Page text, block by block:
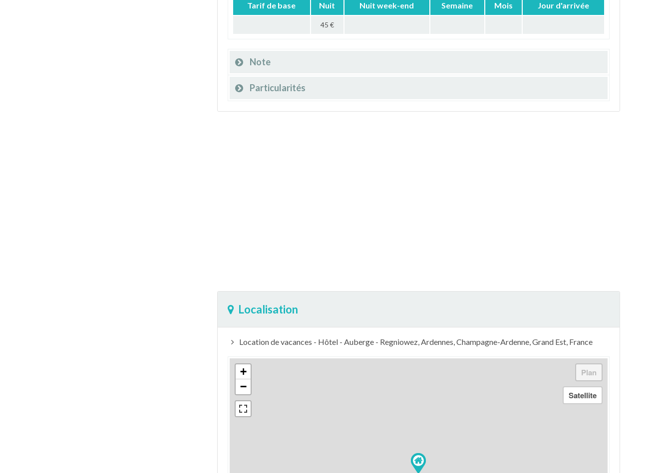
Tarif de base Nuit Nuit week-end Semaine Mois Jour d'arrivée
45 €
Note
Particularités
Localisation
Location de vacances - Hôtel - Auberge - Regniowez, Ardennes, Champagne-Ardenne, Grand Est, France
+
−